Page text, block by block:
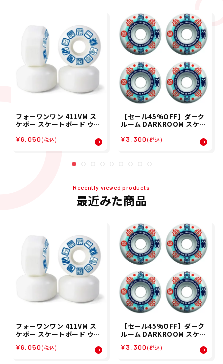
フォーワンワン 411VM ス
ケボー スケートボード ウィ
411520001
¥6,050 (税込)
【セール45%OFF】ダーク
ルーム DARKROOM スケボ
TRICLOPS WHEEL 50mm
¥3,300 (税込)
Recently viewed products
最近みた商品
フォーワンワン 411VM ス
ケボー スケートボード ウィ
411520001
¥6,050 (税込)
【セール45%OFF】ダーク
ルーム DARKROOM スケボ
TRICLOPS WHEEL 50mm
¥3,300 (税込)